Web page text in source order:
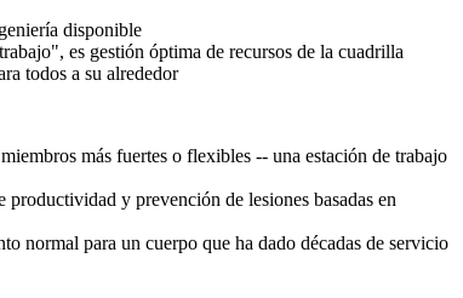
disponible
es gestión óptima de recursos de la cuadrilla
todos a su alrededor
más fuertes o flexibles -- una estación de trabajo
y prevención de lesiones basadas en
normal para un cuerpo que ha dado décadas de servicio